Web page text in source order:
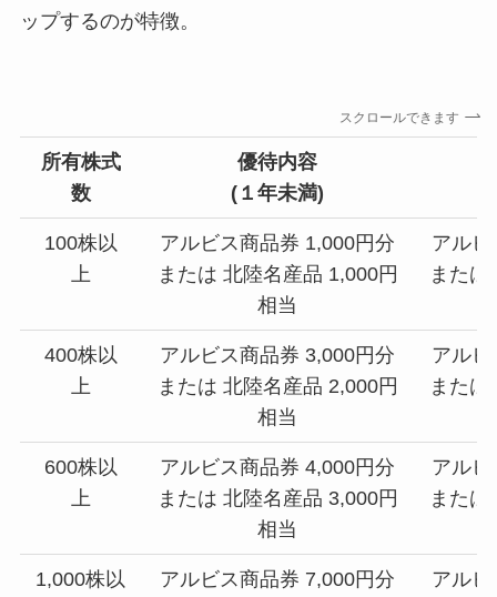
ップするのが特徴。
スクロールできます
所有株式
数
優待内容
(１年未満)
100株以
上
アルビス商品券 1,000円分
または 北陸名産品 1,000円
相当
アル
また
400株以
上
アルビス商品券 3,000円分
または 北陸名産品 2,000円
相当
アル
また
600株以
上
アルビス商品券 4,000円分
または 北陸名産品 3,000円
相当
アル
また
1,000株以
アルビス商品券 7,000円分
アル